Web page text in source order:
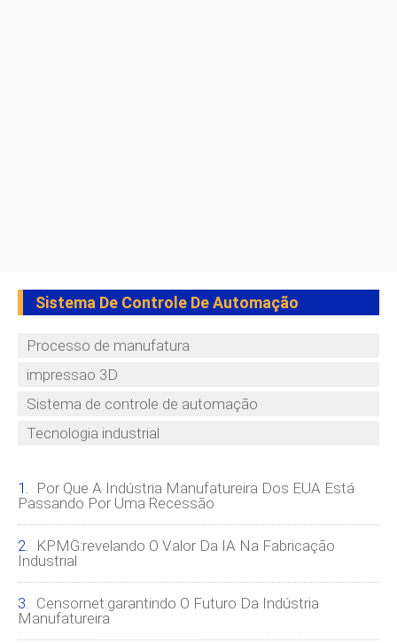
Sistema De Controle De Automação
Processo de manufatura
impressao 3D
Sistema de controle de automação
Tecnologia industrial
Por Que A Indústria Manufatureira Dos EUA Está
Passando Por Uma Recessão
KPMG:revelando O Valor Da IA ​​na Fabricação
Industrial
Censornet:garantindo O Futuro Da Indústria
Manufatureira